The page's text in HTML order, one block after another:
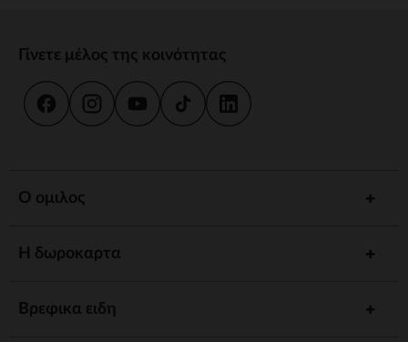
Γίνετε μέλος της κοινότητας
Ο ομιλος
Η δωροκαρτα
Βρεφικα ειδη